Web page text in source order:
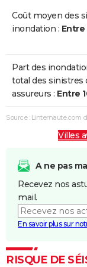
Inondations
et/ou
Inondations
et/ou
Coulées de
et/ou
Boue
Inondations
et/ou
Boue
Coût moyen des
inondation : Entre
Part des
total des sinistres
assureurs : Entre
Source : Linternaute.com
Villes
A ne pas
Recevez nos
mail.
En savoir plus sur
RISQUE DE